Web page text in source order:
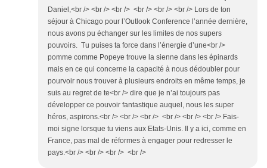
Daniel,<br /> <br /> <br /> <br /> <br /> <br /> Lors de ton
séjour à Chicago pour l’Outlook Conference l’année dernière,
nous avons pu échanger sur les limites de nos supers
pouvoirs. Tu puises ta force dans l’énergie d’une<br />
pomme comme Popeye trouve la sienne dans les épinards
mais en ce qui concerne la capacité à nous dédoubler pour
pourvoir nous trouver à plusieurs endroits en même temps, je
suis au regret de te<br /> dire que je n’ai toujours pas
développer ce pouvoir fantastique auquel, nous les super
héros, aspirons.<br /> <br /> <br /> <br /> <br /> <br /> Fais-
moi signe lorsque tu viens aux Etats-Unis. Il y a ici, comme en
France, pas mal de réformes à engager pour redresser le
pays.<br /> <br /> <br /> <br />